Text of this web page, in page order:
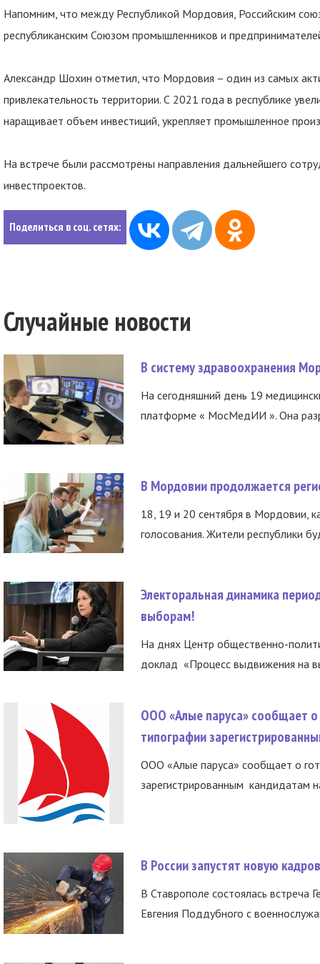
Напомним, что между Республикой Мордовия, Российским
республиканским Союзом промышленников и
Александр Шохин отметил, что Мордовия – один из самых
привлекательность территории. С 2021 года в республике
наращивает объем инвестиций, укрепляет промышленное
На встрече были рассмотрены направления дальнейшего
инвестпроектов.
Поделиться в соц. сетях:
Случайные новости
В систему здравоохранения
На сегодняшний день 19
платформе « МосМедИИ ». Она
В Мордовии продолжается
18, 19 и 20 сентября в Мордовии,
голосования. Жители республики
Электоральная динамика
выборам!
На днях Центр общественно-
доклад «Процесс выдвижения на
ООО «Алые паруса» сообщает о
типографии
ООО «Алые паруса» сообщает о
зарегистрированным кандидатам
В России запустят новую
В Ставрополе состоялась встреча
Евгения Поддубного с